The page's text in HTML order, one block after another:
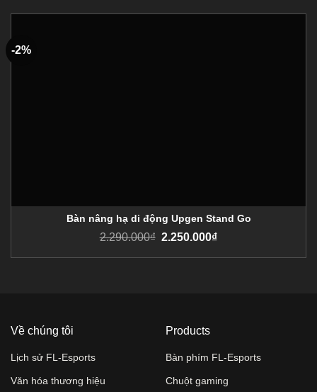
-2%
Bàn nâng hạ di động Upgen Stand Go
2.290.000₫ 2.250.000₫
Về chúng tôi
Lịch sử FL-Esports
Văn hóa thương hiệu
Products
Bàn phím FL-Esports
Chuột gaming